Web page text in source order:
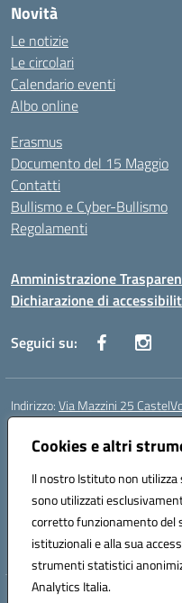
Cookies e altri
Il nostro Istituto non
sono utilizzati
corretto funzionamento del
istituzionali e alla sua
strumenti statistici
Analytics Italia.
Novità
Le notizie
Le circolari
Calendario eventi
Albo online
Erasmus
Documento del 15 Maggio
Contatti
Bullismo e Cyber-Bullismo
Regolamenti
Amministrazione
Dichiarazione di
Seguici su:
Indirizzo:Via Mazzini 25
Centralino:
Posta elettronica certificata
Codice fiscale: 93063510619
Codice meccanografico:
Codice Indice delle Pubbliche
Codice unico di fatturazione